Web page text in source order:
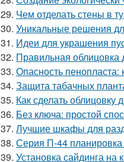
29. Чем отделать стены в
30. Уникальные решения
31. Идеи для украшения
32. Правильная облицовка
33. Опасность пенопласта:
34. Защита табачных
35. Как сделать
36. Без ключа: простой
37. Лучшие шкафы для
38. Серия П-44
39. Установка сайдинга